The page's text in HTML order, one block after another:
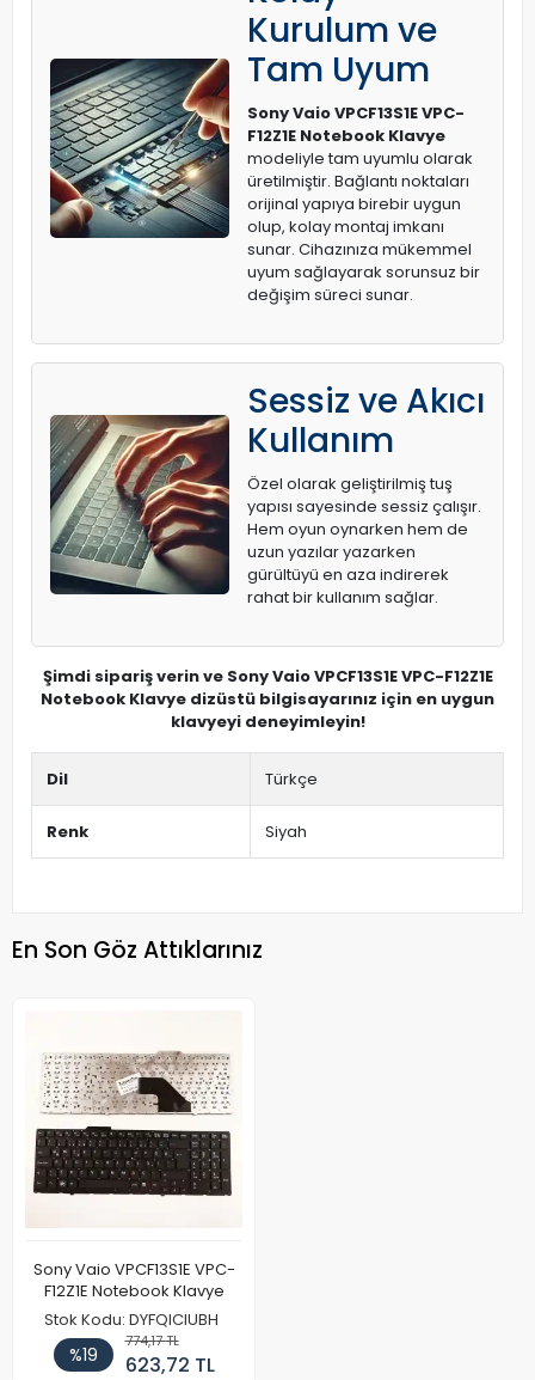
Kurulum ve
Tam Uyum
Sony Vaio VPCF13S1E VPC-
F12Z1E Notebook Klavye
modeliyle tam uyumlu olarak
üretilmiştir. Bağlantı noktaları
orijinal yapıya birebir uygun
olup, kolay montaj imkanı
sunar. Cihazınıza mükemmel
uyum sağlayarak sorunsuz bir
değişim süreci sunar.
Sessiz ve Akıcı
Kullanım
Özel olarak geliştirilmiş tuş
yapısı sayesinde sessiz çalışır.
Hem oyun oynarken hem de
uzun yazılar yazarken
gürültüyü en aza indirerek
rahat bir kullanım sağlar.
Şimdi sipariş verin ve Sony Vaio VPCF13S1E VPC-F12Z1E
Notebook Klavye dizüstü bilgisayarınız için en uygun
klavyeyi deneyimleyin!
Dil Türkçe
Renk Siyah
En Son Göz Attıklarınız
Sony Vaio VPCF13S1E VPC-
F12Z1E Notebook Klavye
Stok Kodu: DYFQICIUBH
%19
774,17 TL
623,72 TL